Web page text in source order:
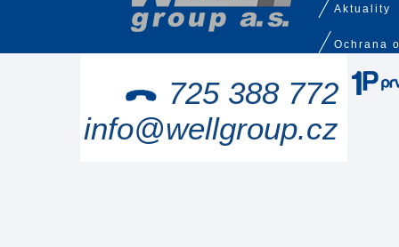
Aktuality
Ochrana
725 388 772
info@wellgroup.cz